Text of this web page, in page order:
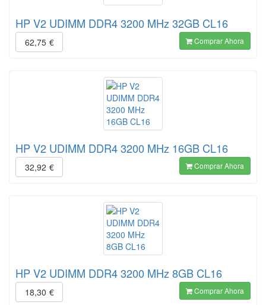
HP V2 UDIMM DDR4 3200 MHz 32GB CL16
62,75 € Comprar Ahora
HP V2 UDIMM DDR4 3200 MHz 16GB CL16
32,92 € Comprar Ahora
HP V2 UDIMM DDR4 3200 MHz 8GB CL16
18,30 € Comprar Ahora